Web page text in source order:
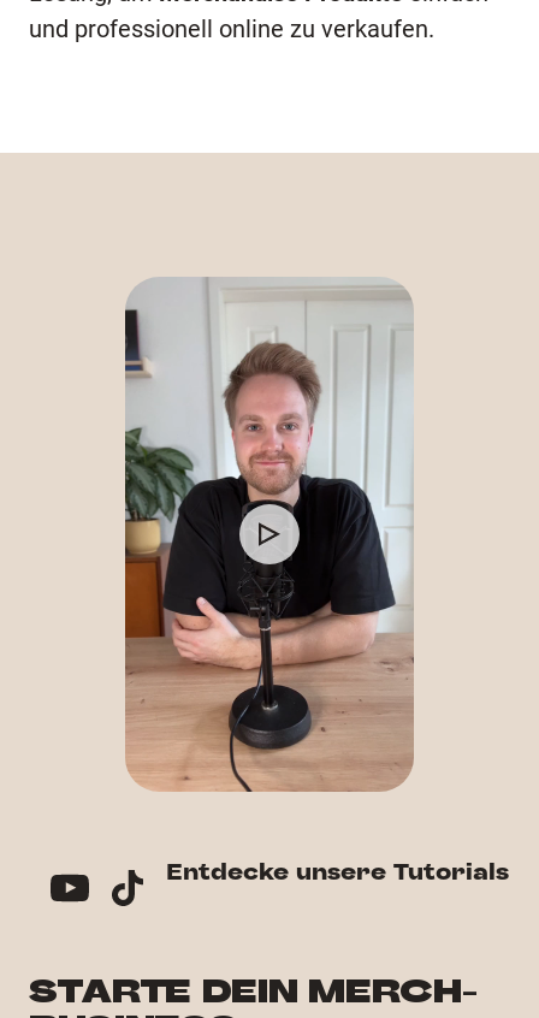
und professionell online zu verkaufen.
STARTE DEIN MERCH-
Entdecke unsere Tutorials